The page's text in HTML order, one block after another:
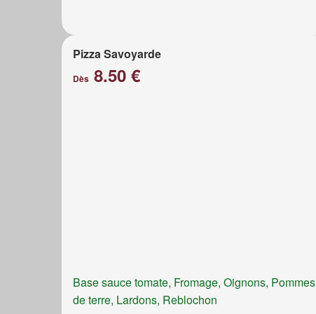
Pizza Savoyarde
Dès 8.50 €
Base sauce tomate, Fromage, Oignons, Pommes
de terre, Lardons, Reblochon